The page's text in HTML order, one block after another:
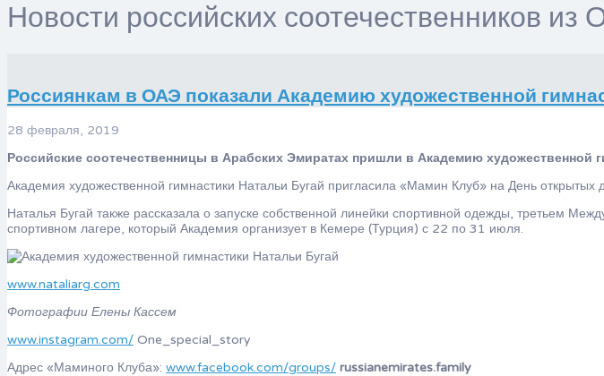
Новости российских соотечественников из
Россиянкам в ОАЭ показали Академию художественной
28 февраля, 2019
Российские соотечественницы в Арабских Эмиратах пришли в Академию художественной
Академия художественной гимнастики Натальи Бугай пригласила «Мамин Клуб» на День
Наталья Бугай также рассказала о запуске собственной линейки спортивной одежды, третьем
спортивном лагере, который Академия организует в Кемере (Турция) с 22 по 31 июля.
www.nataliarg.com
Фотографии Елены Кассем
www.instagram.com/ One_special_story
Адрес «Маминого Клуба»: www.facebook.com/groups/ russianemirates.family